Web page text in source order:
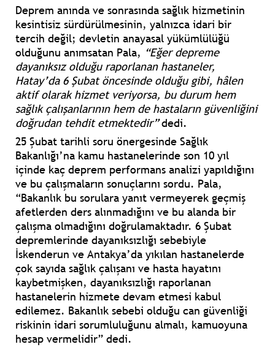
Deprem anında ve sonrasında sağlık hizmetinin
kesintisiz sürdürülmesinin, yalnızca idari bir
tercih değil; devletin anayasal yükümlülüğü
olduğunu anımsatan Pala, “Eğer depreme
dayanıksız olduğu raporlanan hastaneler,
Hatay’da 6 Şubat öncesinde olduğu gibi, hâlen
aktif olarak hizmet veriyorsa, bu durum hem
sağlık çalışanlarının hem de hastaların güvenliğini
doğrudan tehdit etmektedir”dedi.
25 Şubat tarihli soru önergesinde Sağlık
Bakanlığı’na kamu hastanelerinde son 10 yıl
içinde kaç deprem performans analizi yapıldığını
ve bu çalışmaların sonuçlarını sordu. Pala,
“Bakanlık bu sorulara yanıt vermeyerek geçmiş
afetlerden ders alınmadığını ve bu alanda bir
çalışma olmadığını doğrulamaktadır. 6 Şubat
depremlerinde dayanıksızlığı sebebiyle
İskenderun ve Antakya’da yıkılan hastanelerde
çok sayıda sağlık çalışanı ve hasta hayatını
kaybetmişken, dayanıksızlığı raporlanan
hastanelerin hizmete devam etmesi kabul
edilemez. Bakanlık sebebi olduğu can güvenliği
riskinin idari sorumluluğunu almalı, kamuoyuna
hesap vermelidir” dedi.